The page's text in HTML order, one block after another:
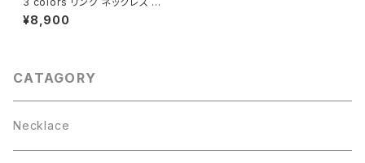
ルバー925
¥8,900
CATAGORY
Necklace